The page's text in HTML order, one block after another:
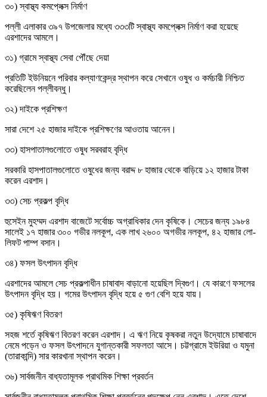
৩০) স্বাস্থ্য কমপ্লেক্স নির্মাণ
পল্লী এলাকার ৩৯৭ উপজেলার মধ্যে ৩৩৩টি স্বাস্থ্য কমপ্লেক্স নির্মাণ করা হয়েছে
এরশাদের আমলে।
৩১) গ্রামে স্বাস্থ্য সেবা পৌঁছে দেয়া
প্রতিটি ইউনিয়নে পরিবার কল্যাণকেন্দ্র স্থাপন করে সেখানে ওষুধ ও কর্মচারী নিশ্চিত
করেছিলেন পল্লীবন্ধু।
৩২) দাইকে প্রশিক্ষণ
সারা দেশে ২৫ হাজার দাইকে প্রশিক্ষণের আওতায় আনেন।
৩৩) হাসপাতালগুলোতে ওষুধ সরবরাহ বৃদ্ধি
সরকারি হাসপাতালগুলোতে ওষুধের জন্য বরাদ্দ ৮ হাজার থেকে বাড়িয়ে ১২ হাজার টাকা
করেন এরশাদ।
৩৩) সেচ প্রকল্প বৃদ্ধি
হুসেইন মুহম্মদ এরশাদ বাজেটে সর্বোচ্চ অগ্রাধিকার দেন কৃষিকে। সেচের জন্য ১৯৮৪
সালেই ১৭ হাজার ৩০০ গভীর নলকূপ, এক লাখ ২৬০০ অগভীর নলকূপ, ৪২ হাজার লো-
লিফট পাম্প বসান।
৩৪) ফসল উৎপাদন বৃদ্ধি
এরশাদের আমলে সেচ প্রকল্পাধীন চাষাবাদ বাড়ানো হয়েছিল দ্বিগুণ। যে কারণে ফসলের
উৎপাদন বৃদ্ধি হয়। গমের উৎপাদন বৃদ্ধি হয়ে ৫ গুণ বেশি হয়ে যায়।
৩৫) কৃষিঋণ বিতরণ
সহজ শর্তে কৃষিঋণ বিতরণ করেন এরশাদ। এ ঋণ নিয়ে কৃষকরা নতুন উদ্যোমে চাষাবাদে
নেমে পড়েন ও ফসল উৎপাদনে যুগান্তকারী সফলতা আসে। চট্টগ্রামে ইউরিয়া ও যমুনা
(তারাকান্দি) সার কারখানা স্থাপন করেন।
৩৬) সার্বজনীন বাধ্যতামূলক প্রাথমিক শিক্ষা প্রবর্তন